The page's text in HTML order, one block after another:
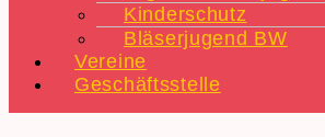
Kinderschutz
Bläserjugend BW
Vereine
Geschäftsstelle